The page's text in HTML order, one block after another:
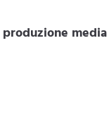
produzione